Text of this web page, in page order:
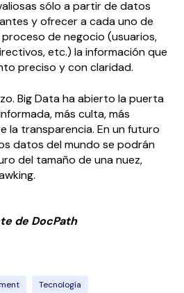
sólo a partir de datos
y ofrecer a cada uno de
de negocio (usuarios,
etc.) la información que
preciso y con claridad.
Big Data ha abierto la puerta
más culta, más
la transparencia. En un futuro
datos del mundo se podrán
del tamaño de una nuez,
de DocPath
Tecnología